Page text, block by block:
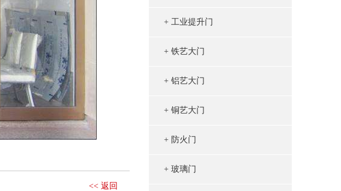
<< 返回
+ 工业提升门
+ 铁艺大门
+ 铝艺大门
+ 铜艺大门
+ 防火门
+ 玻璃门